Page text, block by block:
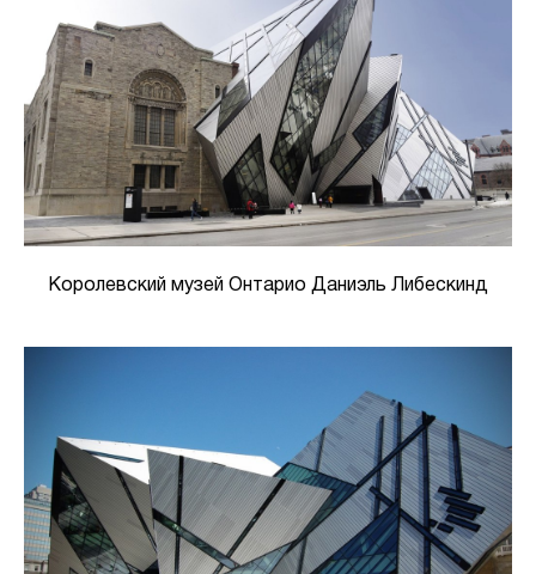
Королевский музей Онтарио Даниэль Либескинд